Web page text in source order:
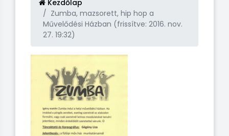
Kezdőlap
Zumba, mazsorett, hip hop a
Művelődési Házban (frissítve: 2016. nov.
27. 19:32)